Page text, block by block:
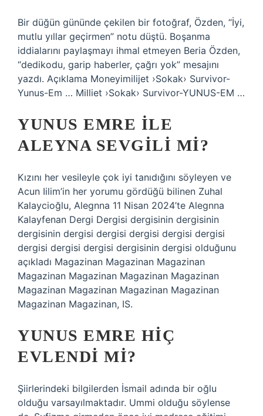
Bir düğün gününde çekilen bir fotoğraf, Özden, “İyi,
mutlu yıllar geçirmen” notu düştü. Boşanma
iddialarını paylaşmayı ihmal etmeyen Beria Özden,
“dedikodu, garip haberler, çağrı yok” mesajını
yazdı. Açıklama Moneyimilijet ›Sokak› Survivor-
Yunus-Em … Milliet ›Sokak› Survivor-YUNUS-EM …
YUNUS EMRE ILE
ALEYNA SEVGILI MI?
Kızını her vesileyle çok iyi tanıdığını söyleyen ve
Acun Iilim’in her yorumu gördüğü bilinen Zuhal
Kalaycioğlu, Alegnna 11 Nisan 2024’te Alegnna
Kalayfenan Dergi Dergisi dergisinin dergisinin
dergisinin dergisi dergisi dergisi dergisi dergisi
dergisi dergisi dergisi dergisinin dergisi olduğunu
açıkladı Magazinan Magazinan Magazinan
Magazinan Magazinan Magazinan Magazinan
Magazinan Magazinan Magazinan Magazinan
Magazinan Magazinan, IS.
YUNUS EMRE HIÇ
EVLENDI MI?
Şiirlerindeki bilgilerden İsmail adında bir oğlu
olduğu varsayılmaktadır. Ummi olduğu söylense